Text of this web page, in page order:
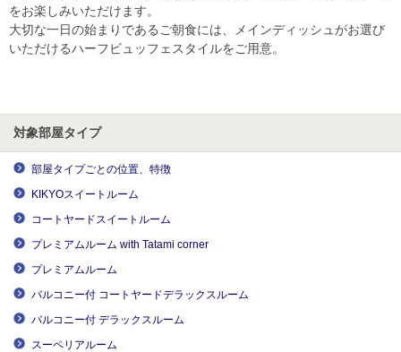
をお楽しみいただけます。
大切な一日の始まりであるご朝食には、メインディッシュがお選び
いただけるハーフビュッフェスタイルをご用意。
対象部屋タイプ
部屋タイプごとの位置、特徴
KIKYOスイートルーム
コートヤードスイートルーム
プレミアムルーム with Tatami corner
プレミアムルーム
バルコニー付 コートヤードデラックスルーム
バルコニー付 デラックスルーム
スーペリアルーム